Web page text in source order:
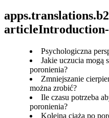
Psychologiczna
Jakie uczucia mogą
poronienia?
Zmniejszanie
można zrobić?
Ile czasu potrzeba
poronienia?
Kolejna ciąża po